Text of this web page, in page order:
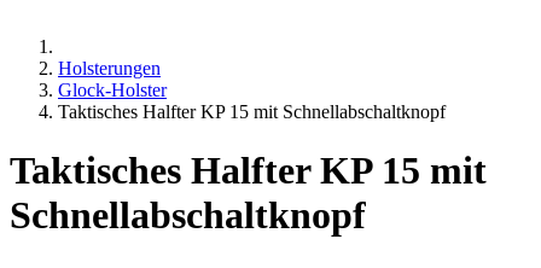
Holsterungen
Glock-Holster
Taktisches Halfter KP 15 mit Schnellabschaltknopf
Taktisches Halfter KP 15 mit
Schnellabschaltknopf